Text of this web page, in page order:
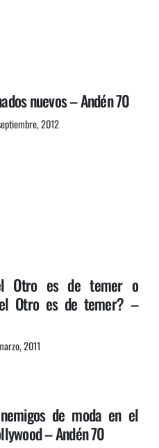
nuevos – Andén 70
2012
Otro es de temer o
Otro es de temer? –
2011
de moda en el
– Andén 70